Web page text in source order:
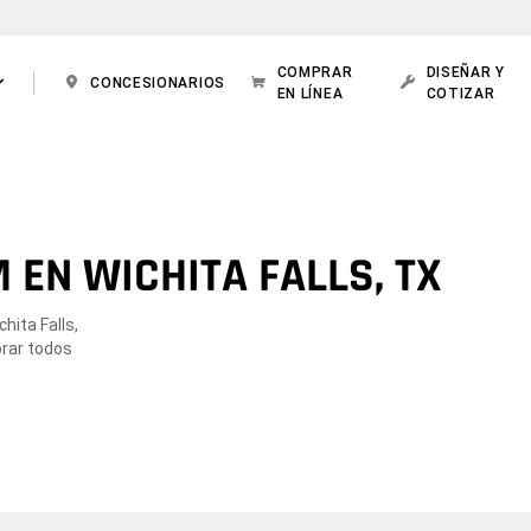
CONCESIONARIOS
COMPRAR
EN LÍNEA
DISEÑAR Y
COTIZAR
EN WICHITA FALLS, TX
Falls,
todos